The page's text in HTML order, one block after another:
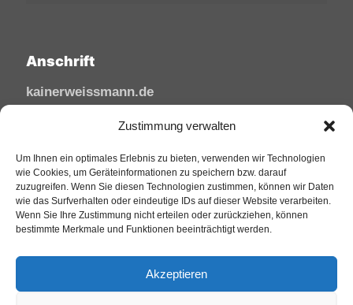
Zustimmung verwalten
Um Ihnen ein optimales Erlebnis zu bieten, verwenden wir Technologien
wie Cookies, um Geräteinformationen zu speichern bzw. darauf
zuzugreifen. Wenn Sie diesen Technologien zustimmen, können wir Daten
wie das Surfverhalten oder eindeutige IDs auf dieser Website verarbeiten.
Wenn Sie Ihre Zustimmung nicht erteilen oder zurückziehen, können
bestimmte Merkmale und Funktionen beeinträchtigt werden.
Akzeptieren
Anschrift
kainerweissmann.de
Linzhausenstraße
Deutschland
Tel: 02644/945 81 88
Mail: kai@sfw-media.de